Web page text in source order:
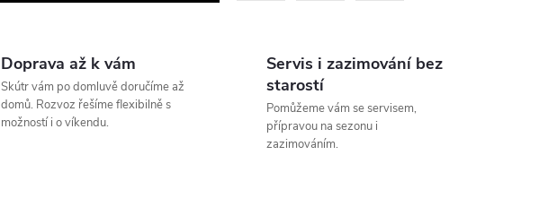
Doprava až k vám
Skútr vám po domluvě doručíme až
domů. Rozvoz řešíme flexibilně s
možností i o víkendu.
Servis i zazimování bez
starostí
Pomůžeme vám se servisem,
přípravou na sezonu i
zazimováním.